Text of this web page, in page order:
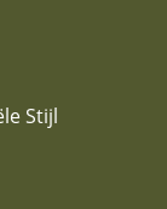
Stijl